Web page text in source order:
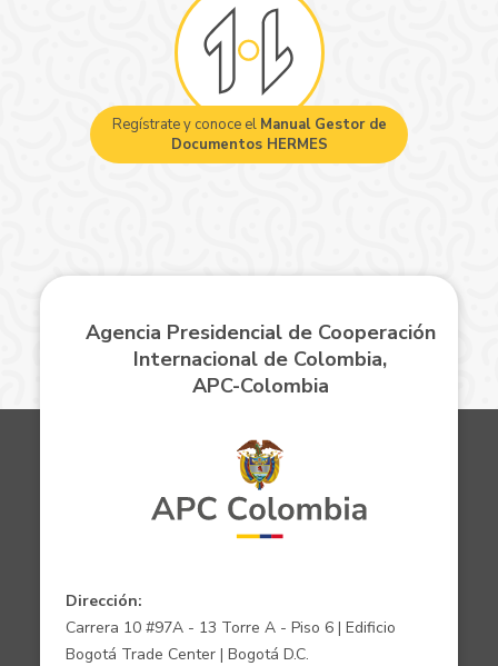
Regístrate y conoce el Manual Gestor de
Documentos HERMES
Agencia Presidencial de Cooperación
Internacional de Colombia,
APC-Colombia
Dirección:
Carrera 10 #97A - 13 Torre A - Piso 6 | Edificio
Bogotá Trade Center | Bogotá D.C.